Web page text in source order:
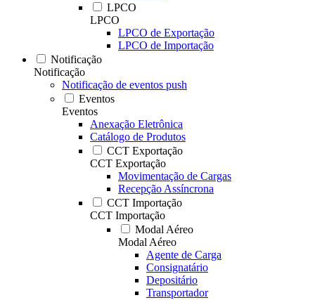
LPCO
LPCO
LPCO de Exportação
LPCO de Importação
Notificação
Notificação
Notificação de eventos push
Eventos
Eventos
Anexação Eletrônica
Catálogo de Produtos
CCT Exportação
CCT Exportação
Movimentação de Cargas
Recepção Assíncrona
CCT Importação
CCT Importação
Modal Aéreo
Modal Aéreo
Agente de Carga
Consignatário
Depositário
Transportador